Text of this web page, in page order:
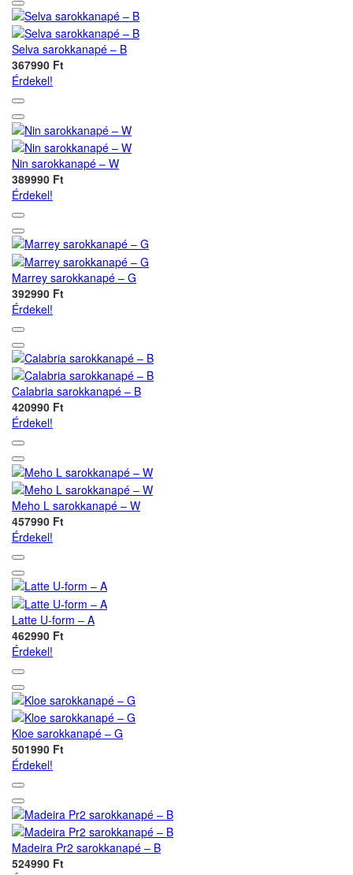
Selva sarokkanapé – B
367990 Ft
Érdekel!
Nin sarokkanapé – W
389990 Ft
Érdekel!
Marrey sarokkanapé – G
392990 Ft
Érdekel!
Calabria sarokkanapé – B
420990 Ft
Érdekel!
Meho L sarokkanapé – W
457990 Ft
Érdekel!
Latte U-form – A
462990 Ft
Érdekel!
Kloe sarokkanapé – G
501990 Ft
Érdekel!
Madeira Pr2 sarokkanapé – B
524990 Ft